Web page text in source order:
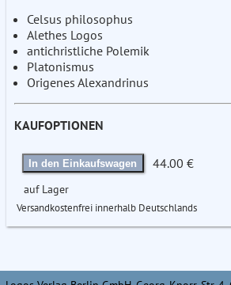
Celsus philosophus
Alethes Logos
antichristliche Polemik
Platonismus
Origenes Alexandrinus
KAUFOPTIONEN
In den Einkaufswagen 44.00 €
auf Lager
Versandkostenfrei innerhalb Deutschlands